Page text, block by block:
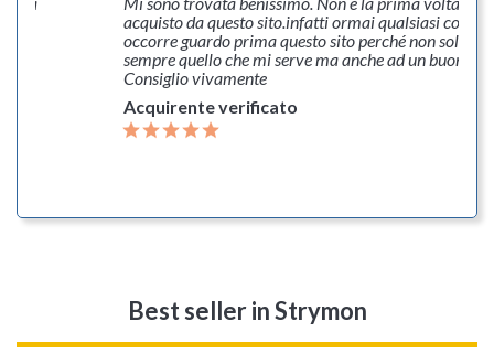
acquisto da questo sito.infatti ormai qualsiasi cosa
occorre guardo prima questo sito perché non solo
sempre quello che mi serve ma anche ad un buon
Consiglio vivamente
Acquirente verificato
Best sellerin Strymon